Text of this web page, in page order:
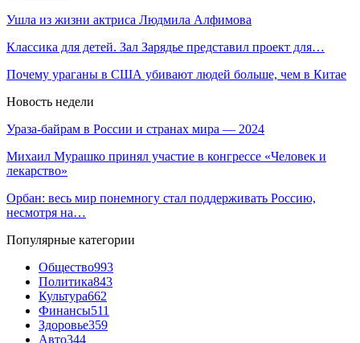
Ушла из жизни актриса Людмила Алфимова
Классика для детей. Зал Зарядье представил проект для…
Почему ураганы в США убивают людей больше, чем в Китае
Новость недели
Ураза-байрам в России и странах мира — 2024
Михаил Мурашко принял участие в конгрессе «Человек и
лекарство»
Орбан: весь мир понемногу стал поддерживать Россию,
несмотря на…
Популярные категории
Общество993
Политика843
Культура662
Финансы511
Здоровье359
Авто344